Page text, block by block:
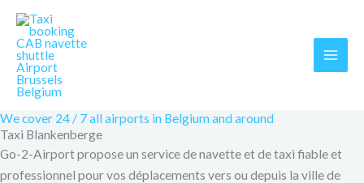
Skip
content
We cover 24 / 7 all airports in Belgium and around
Taxi Blankenberge
Go-2-Airport propose un service de navette et de taxi fiable et
professionnel pour vos déplacements vers ou depuis la ville de